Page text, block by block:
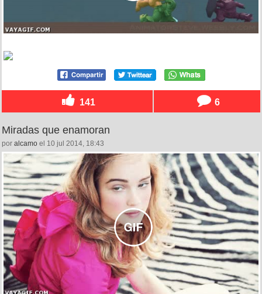
141 6
Miradas que enamoran
por alcamo el 10 jul 2014, 18:43